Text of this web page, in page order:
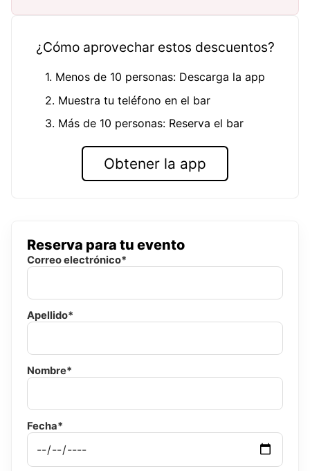
¿Cómo aprovechar estos descuentos?
1. Menos de 10 personas: Descarga la app
2. Muestra tu teléfono en el bar
3. Más de 10 personas: Reserva el bar
Obtener la app
Reserva para tu evento
Correo electrónico*
Apellido*
Nombre*
Fecha*